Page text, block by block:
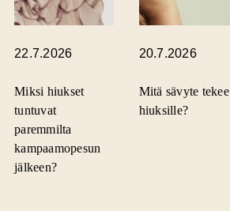
22.7.2026
Miksi hiukset
tuntuvat
paremmilta
kampaamopesun
jälkeen?
20.7.2026
Mitä sävyte tekee
hiuksille?